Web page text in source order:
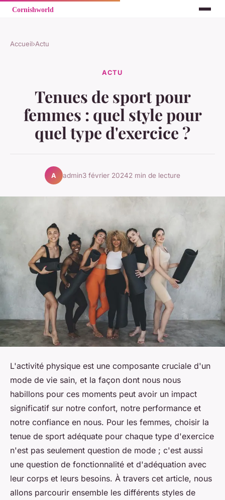
Accueil›Actu
ACTU
Tenues de sport pour
femmes : quel style pour
quel type d'exercice ?
A admin3 février 20242 min de lecture
L'activité physique est une composante cruciale d'un
mode de vie sain, et la façon dont nous nous
habillons pour ces moments peut avoir un impact
significatif sur notre confort, notre performance et
notre confiance en nous. Pour les femmes, choisir la
tenue de sport adéquate pour chaque type d'exercice
n'est pas seulement question de mode ; c'est aussi
une question de fonctionnalité et d'adéquation avec
leur corps et leurs besoins. À travers cet article, nous
allons parcourir ensemble les différents styles de